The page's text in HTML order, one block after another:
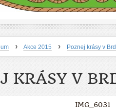
› Akce 2015 › Poznej krásy v
KRÁSY V
IMG_6031